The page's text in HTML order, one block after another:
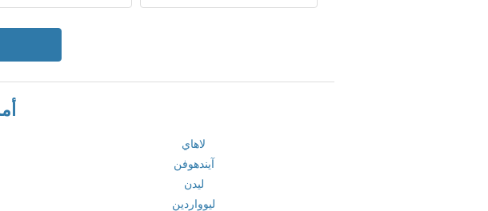
لاهاي
آيندهوفن
ليدن
ليوواردين